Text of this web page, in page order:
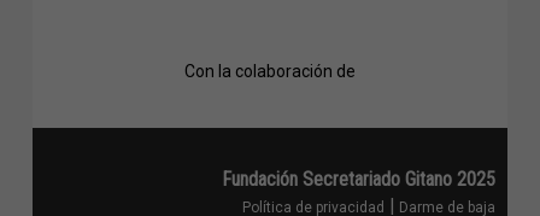
Con la colaboración de
Fundación Secretariado Gitano 2025
Política de privacidad Darme de baja